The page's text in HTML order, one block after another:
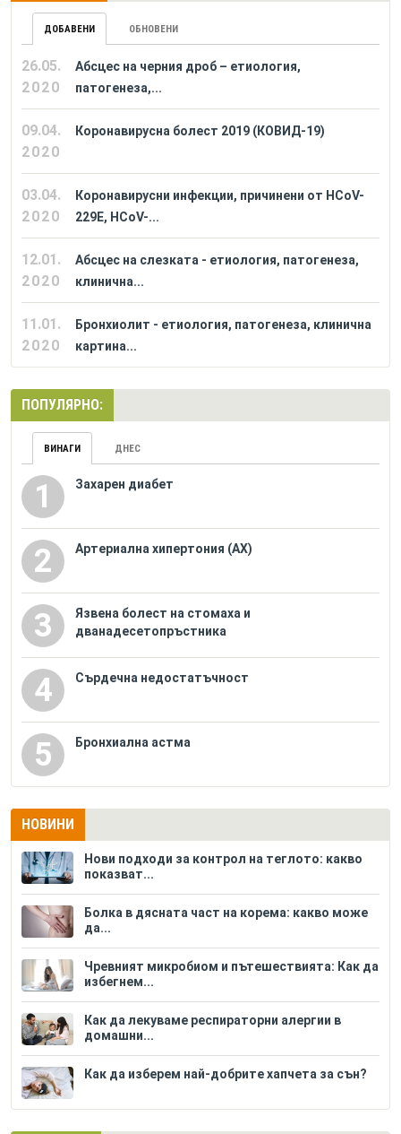
ДОБАВЕНИ ОБНОВЕНИ
26.05.
2020
Абсцес на черния дроб – етиология,
патогенеза,...
09.04.
2020
Коронавирусна болест 2019 (КОВИД-19)
03.04.
2020
Коронавирусни инфекции, причинени от HCoV-
229E, HCoV-...
12.01.
2020
Абсцес на слезката - етиология, патогенеза,
клинична...
11.01.
2020
Бронхиолит - етиология, патогенеза, клинична
картина...
ПОПУЛЯРНО:
ВИНАГИ ДНЕС
1 Захарен диабет
2 Артериална хипертония (АХ)
3
Язвена болест на стомаха и
дванадесетопръстника
4 Сърдечна недостатъчност
5 Бронхиална астма
НОВИНИ
Нови подходи за контрол на теглото: какво
показват...
Болка в дясната част на корема: какво може
да...
Чревният микробиом и пътешествията: Как да
избегнем...
Как да лекуваме респираторни алергии в
домашни...
Как да изберем най-добрите хапчета за сън?